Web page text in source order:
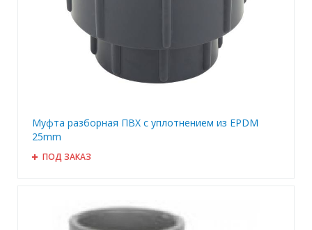
Муфта разборная ПВХ с уплотнением из EPDM
25mm
ПОД ЗАКАЗ